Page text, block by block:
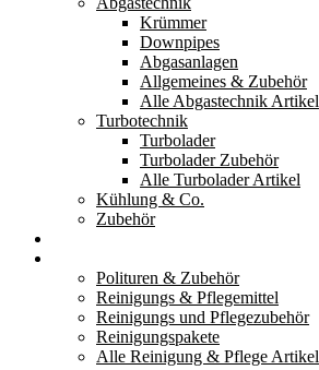
Krümmer
Downpipes
Abgasanlagen
Allgemeines & Zubehör
Alle Abgastechnik Artikel
Turbotechnik
Turbolader
Turbolader Zubehör
Alle Turbolader Artikel
Kühlung & Co.
Zubehör
Polituren & Zubehör
Reinigungs & Pflegemittel
Reinigungs und Pflegezubehör
Reinigungspakete
Alle Reinigung & Pflege Artikel